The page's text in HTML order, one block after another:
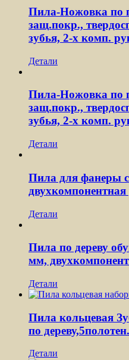
Пила-Ножовка по
защ.покр.,
зубья, 2-х комп.
Детали
Пила-Ножовка по
защ.покр.,
зубья, 2-х комп.
Детали
Пила для фанеры
Детали
Пила по дереву
мм,
Детали
Пила кольцевая
по дереву,5полотен.
Детали